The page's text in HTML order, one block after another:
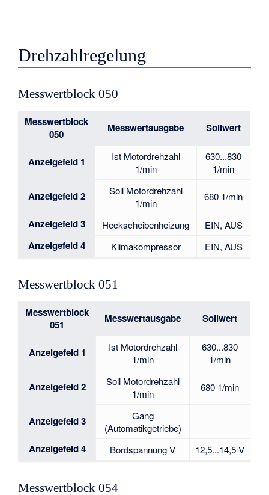
Drehzahlregelung
Messwertblock 050
Messwertblock
050
Messwertausgabe Sollwert
Anzeigefeld 1
Ist Motordrehzahl
1/min
630...830
1/min
Anzeigefeld 2
Soll Motordrehzahl
1/min
680 1/min
Anzeigefeld 3 Heckscheibenheizung EIN, AUS
Anzeigefeld 4 Klimakompressor EIN, AUS
Messwertblock 051
Messwertblock
051
Messwertausgabe Sollwert
Anzeigefeld 1
Ist Motordrehzahl
1/min
630...830
1/min
Anzeigefeld 2
Soll Motordrehzahl
1/min
680 1/min
Anzeigefeld 3
Gang
(Automatikgetriebe)
Anzeigefeld 4 Bordspannung V 12,5...14,5 V
Messwertblock 054